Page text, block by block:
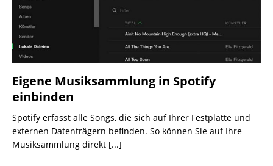
Eigene Musiksammlung in Spotify
einbinden
Spotify erfasst alle Songs, die sich auf Ihrer Festplatte und
externen Datenträgern befinden. So können Sie auf Ihre
Musiksammlung direkt [...]